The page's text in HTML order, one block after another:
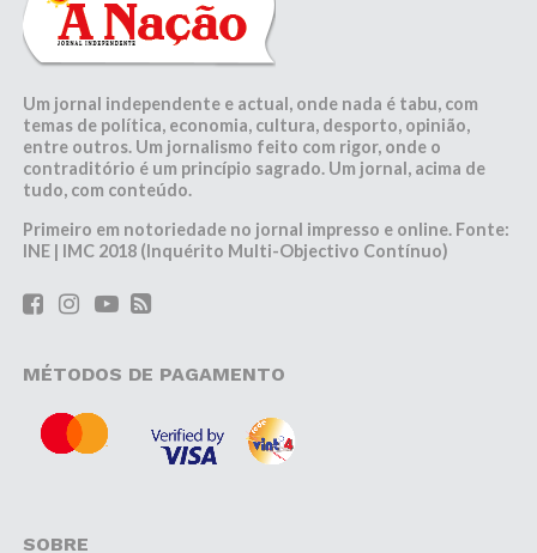
Um jornal independente e actual, onde nada é tabu, com
temas de política, economia, cultura, desporto, opinião,
entre outros. Um jornalismo feito com rigor, onde o
contraditório é um princípio sagrado. Um jornal, acima de
tudo, com conteúdo.
Primeiro em notoriedade no jornal impresso e online. Fonte:
INE | IMC 2018 (Inquérito Multi-Objectivo Contínuo)
MÉTODOS DE PAGAMENTO
SOBRE